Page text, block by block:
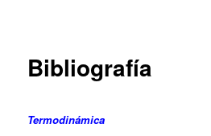
Bibliografía
Termodinámica